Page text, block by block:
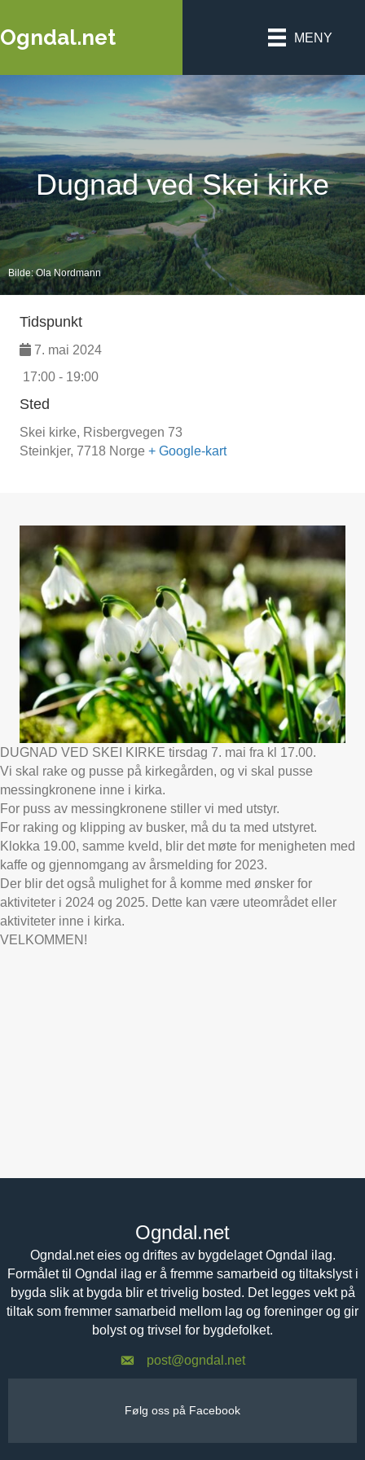
Ogndal.net MENY
Dugnad ved Skei kirke
Bilde: Ola Nordmann
Tidspunkt
7. mai 2024
17:00 - 19:00
Sted
Skei kirke, Risbergvegen 73
Steinkjer, 7718 Norge + Google-kart
DUGNAD VED SKEI KIRKE tirsdag 7. mai fra kl 17.00.
Vi skal rake og pusse på kirkegården, og vi skal pusse
messingkronene inne i kirka.
For puss av messingkronene stiller vi med utstyr.
For raking og klipping av busker, må du ta med utstyret.
Klokka 19.00, samme kveld, blir det møte for menigheten med
kaffe og gjennomgang av årsmelding for 2023.
Der blir det også mulighet for å komme med ønsker for
aktiviteter i 2024 og 2025. Dette kan være uteområdet eller
aktiviteter inne i kirka.
VELKOMMEN!
Ogndal.net
Ogndal.net eies og driftes av bygdelaget Ogndal ilag.
Formålet til Ogndal ilag er å fremme samarbeid og tiltakslyst i
bygda slik at bygda blir et trivelig bosted. Det legges vekt på
tiltak som fremmer samarbeid mellom lag og foreninger og gir
bolyst og trivsel for bygdefolket.
post@ogndal.net
Følg oss på Facebook